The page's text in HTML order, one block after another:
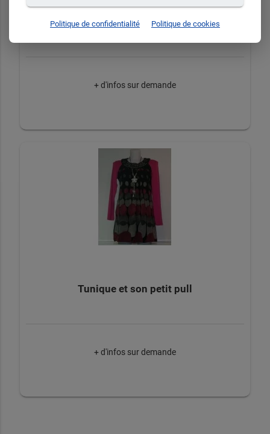
Tunique
+ d'infos sur demande
Tunique et son petit pull
+ d'infos sur demande
Politique de confidentialité Politique de cookies